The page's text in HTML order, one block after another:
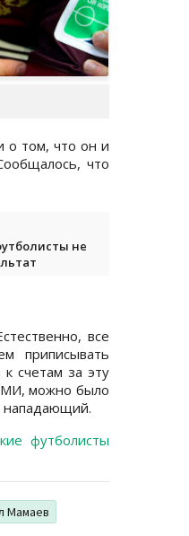
о том, что он и
что
не
все
приписывать
счетам за эту
можно было
нападающий.
футболисты
Мамаев